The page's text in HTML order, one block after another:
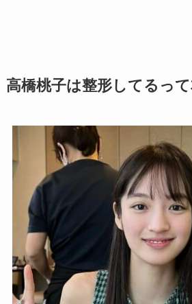
高橋桃子は整形してるって